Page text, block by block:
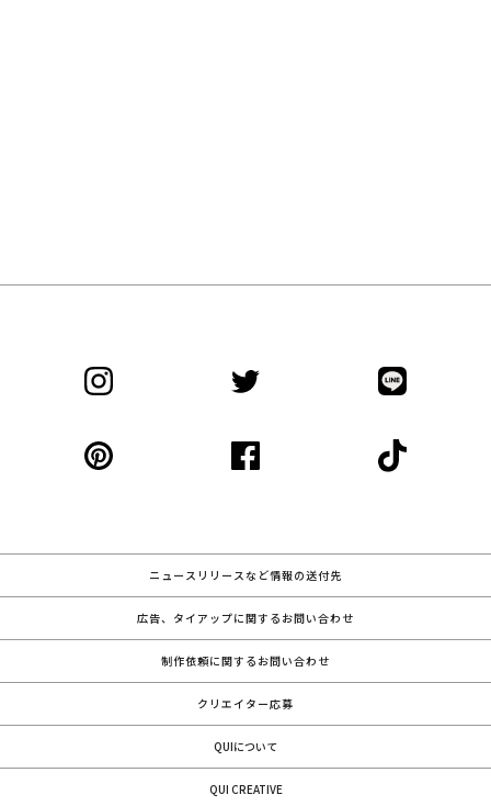
ニュースリリースなど情報の送付先
広告、タイアップに関するお問い合わせ
制作依頼に関するお問い合わせ
クリエイター応募
QUIについて
QUI CREATIVE